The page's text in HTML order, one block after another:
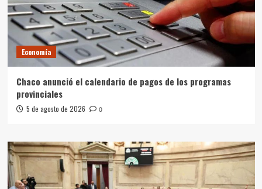
Economía
Chaco anunció el calendario de pagos de los programas
provinciales
5 de agosto de 2026 0